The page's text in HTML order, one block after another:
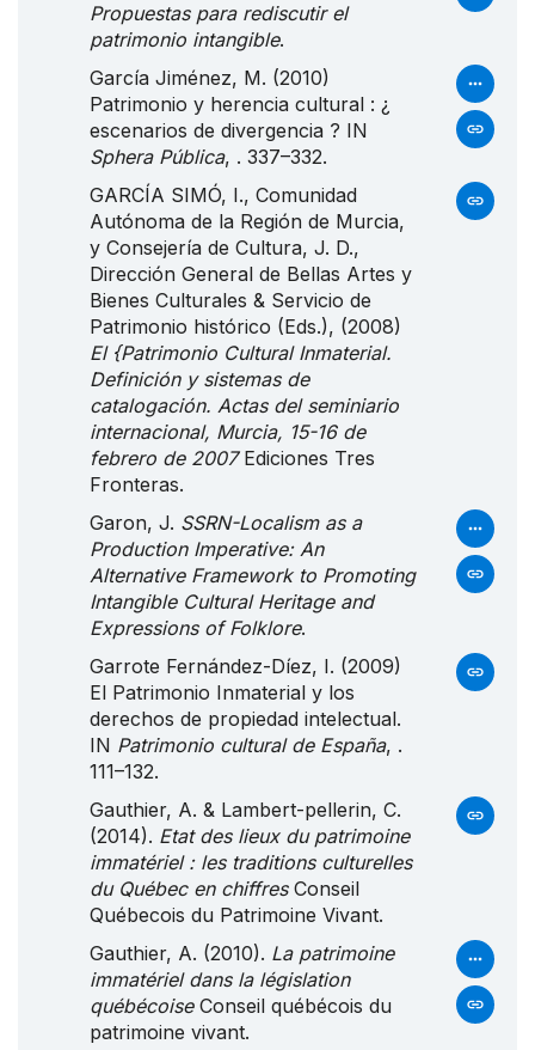
Propuestas para rediscutir el
patrimonio intangible.
García Jiménez, M. (2010)
Patrimonio y herencia cultural : ¿
escenarios de divergencia ? IN
Sphera Pública, . 337–332.
GARCÍA SIMÓ, I., Comunidad
Autónoma de la Región de Murcia,
y Consejería de Cultura, J. D.,
Dirección General de Bellas Artes y
Bienes Culturales & Servicio de
Patrimonio histórico (Eds.), (2008)
El {Patrimonio Cultural Inmaterial.
Definicióny sistemas de
catalogación. Actasdel seminiario
internacional, Murcia, 15-16 de
febrero de 2007Ediciones Tres
Fronteras.
Garon, J. SSRN-Localism as a
Production Imperative: An
Alternative Framework to Promoting
Intangible Cultural Heritage and
Expressions of Folklore.
Garrote Fernández-Díez, I. (2009)
El Patrimonio Inmaterial y los
derechos de propiedad intelectual.
IN Patrimonio cultural de España, .
111–132.
Gauthier, A. & Lambert-pellerin, C.
(2014). Etat des lieux du patrimoine
immatériel : les traditions culturelles
du Québec en chiffresConseil
Québecois du Patrimoine Vivant.
Gauthier, A. (2010). La patrimoine
immatériel dans la législation
québécoiseConseil québécois du
patrimoine vivant.